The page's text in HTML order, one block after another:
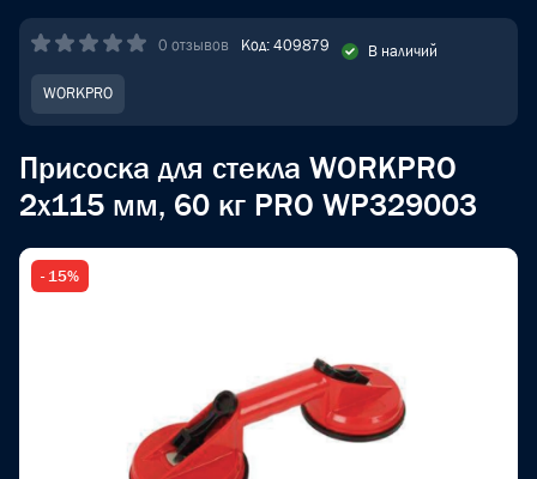
0 отзывов Код: 409879 В наличий
WORKPRO
Присоска для стекла WORKPRO
2x115 мм, 60 кг PRO WP329003
- 15%